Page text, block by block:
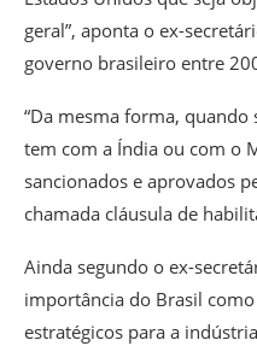
geral”, aponta o ex-
governo brasileiro entre
“Da mesma forma, quando
tem com a Índia ou com o
sancionados e aprovados
chamada cláusula de
Ainda segundo o ex-
importância do Brasil
estratégicos para a